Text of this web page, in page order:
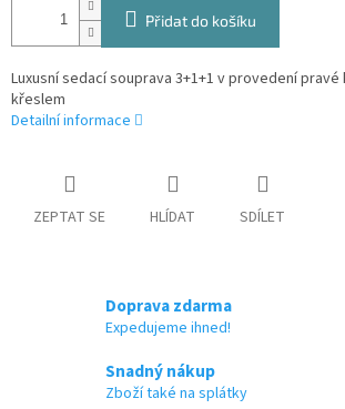
Přidat do košíku
Luxusní sedací souprava 3+1+1 v provedení pravé
křeslem
Detailní informace
ZEPTAT SE HLÍDAT SDÍLET
Doprava zdarma
Expedujeme ihned!
Snadný nákup
Zboží také na splátky